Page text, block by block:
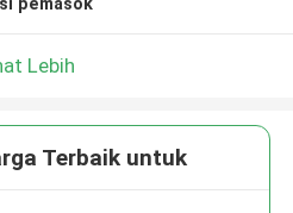
Lebih
Terbaik untuk